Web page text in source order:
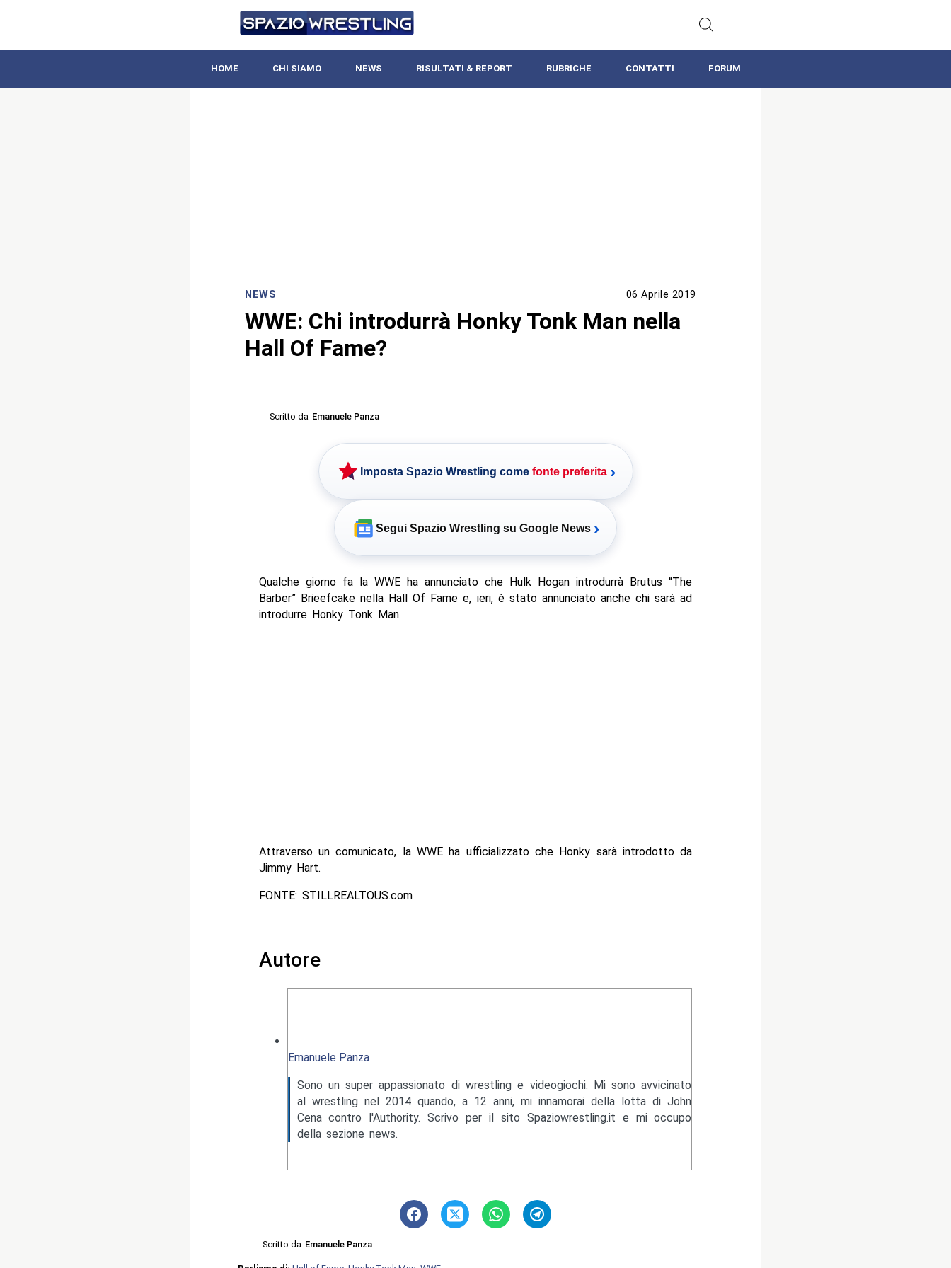
HOME CHI SIAMO NEWS RISULTATI & REPORT RUBRICHE CONTATTI FORUM
NEWS 06 Aprile 2019
WWE: Chi introdurrà Honky Tonk Man nella
Hall Of Fame?
Scritto da Emanuele Panza
Imposta Spazio Wrestling come fonte preferita ›
Segui Spazio Wrestling su Google News ›
Qualche giorno fa la WWE ha annunciato che Hulk Hogan introdurrà Brutus “The
Barber” Brieefcake nella Hall Of Fame e, ieri, è stato annunciato anche chi sarà ad
introdurre Honky Tonk Man.
Attraverso un comunicato, la WWE ha ufficializzato che Honky sarà introdotto da
Jimmy Hart.
FONTE: STILLREALTOUS.com
Autore
Emanuele Panza
Sono un super appassionato di wrestling e videogiochi. Mi sono avvicinato
al wrestling nel 2014 quando, a 12 anni, mi innamorai della lotta di John
Cena contro l'Authority. Scrivo per il sito Spaziowrestling.it e mi occupo
della sezione news.
Scritto da Emanuele Panza